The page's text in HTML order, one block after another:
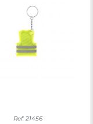
Ref: 21456